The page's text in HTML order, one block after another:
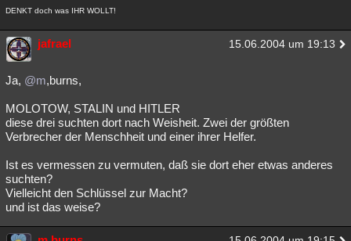
DENKT doch was IHR WOLLT!
jafrael 15.06.2004 um 19:13
Ja, @m,burns,
MOLOTOW, STALIN und HITLER
diese drei suchten dort nach Weisheit. Zwei der größten
Verbrecher der Menschheit und einer ihrer Helfer.
Ist es vermessen zu vermuten, daß sie dort eher etwas anderes
suchten?
Vielleicht den Schlüssel zur Macht?
und ist das weise?